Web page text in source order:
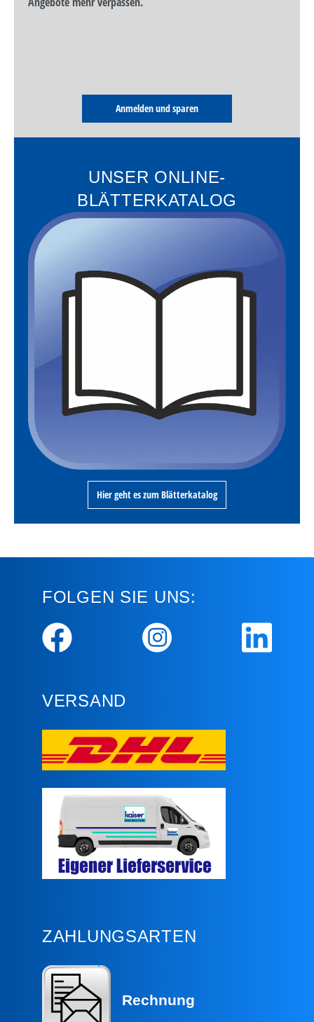
Anmelden und sparen
UNSER ONLINE-
BLÄTTERKATALOG
Hier geht es zum Blätterkatalog
FOLGEN SIE UNS:
VERSAND
ZAHLUNGSARTEN
Rechnung